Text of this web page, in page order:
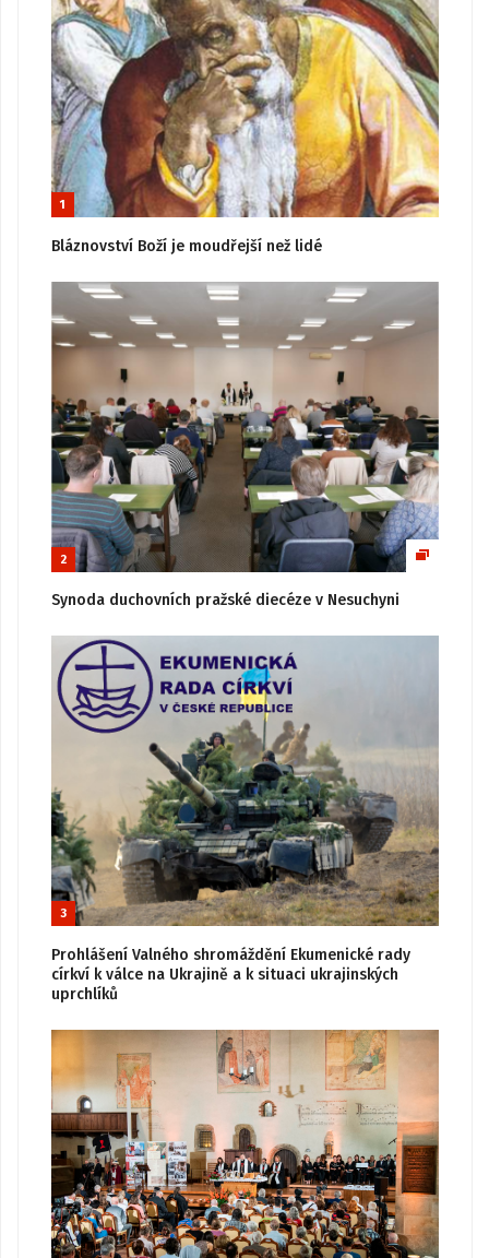
1
Bláznovství Boží je moudřejší než lidé
2
Synoda duchovních pražské diecéze v Nesuchyni
3
Prohlášení Valného shromáždění Ekumenické rady
církví k válce na Ukrajině a k situaci ukrajinských
uprchlíků